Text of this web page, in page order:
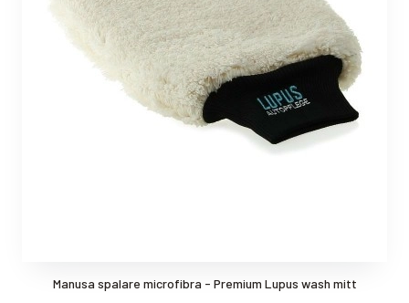
Manusa spalare microfibra - Premium Lupus wash mitt